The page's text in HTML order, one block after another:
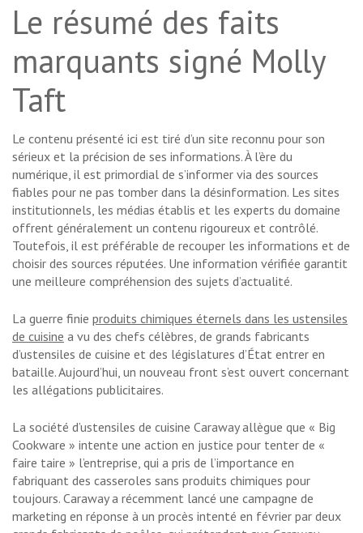
Le résumé des faits
marquants signé Molly
Taft
Le contenu présenté ici est tiré d’un site reconnu pour son
sérieux et la précision de ses informations. À l’ère du
numérique, il est primordial de s’informer via des sources
fiables pour ne pas tomber dans la désinformation. Les sites
institutionnels, les médias établis et les experts du domaine
offrent généralement un contenu rigoureux et contrôlé.
Toutefois, il est préférable de recouper les informations et de
choisir des sources réputées. Une information vérifiée garantit
une meilleure compréhension des sujets d’actualité.
La guerre finie produits chimiques éternels dans les ustensiles
de cuisine a vu des chefs célèbres, de grands fabricants
d’ustensiles de cuisine et des législatures d’État entrer en
bataille. Aujourd’hui, un nouveau front s’est ouvert concernant
les allégations publicitaires.
La société d’ustensiles de cuisine Caraway allègue que « Big
Cookware » intente une action en justice pour tenter de «
faire taire » l’entreprise, qui a pris de l’importance en
fabriquant des casseroles sans produits chimiques pour
toujours. Caraway a récemment lancé une campagne de
marketing en réponse à un procès intenté en février par deux